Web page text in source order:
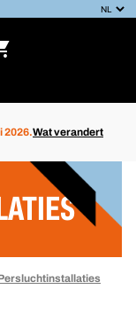
2026.Wat verandert